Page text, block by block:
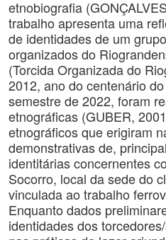
etnobiografia
trabalho apresenta uma
de identidades de um
organizados do
(Torcida Organizada do
2012, ano do centenário
semestre de 2022, foram
etnográficas (GUBER,
etnográficos que erigiram
demonstrativas de,
identitárias concernentes
Socorro, local da sede do
vinculada ao trabalho
Enquanto dados
identidades dos